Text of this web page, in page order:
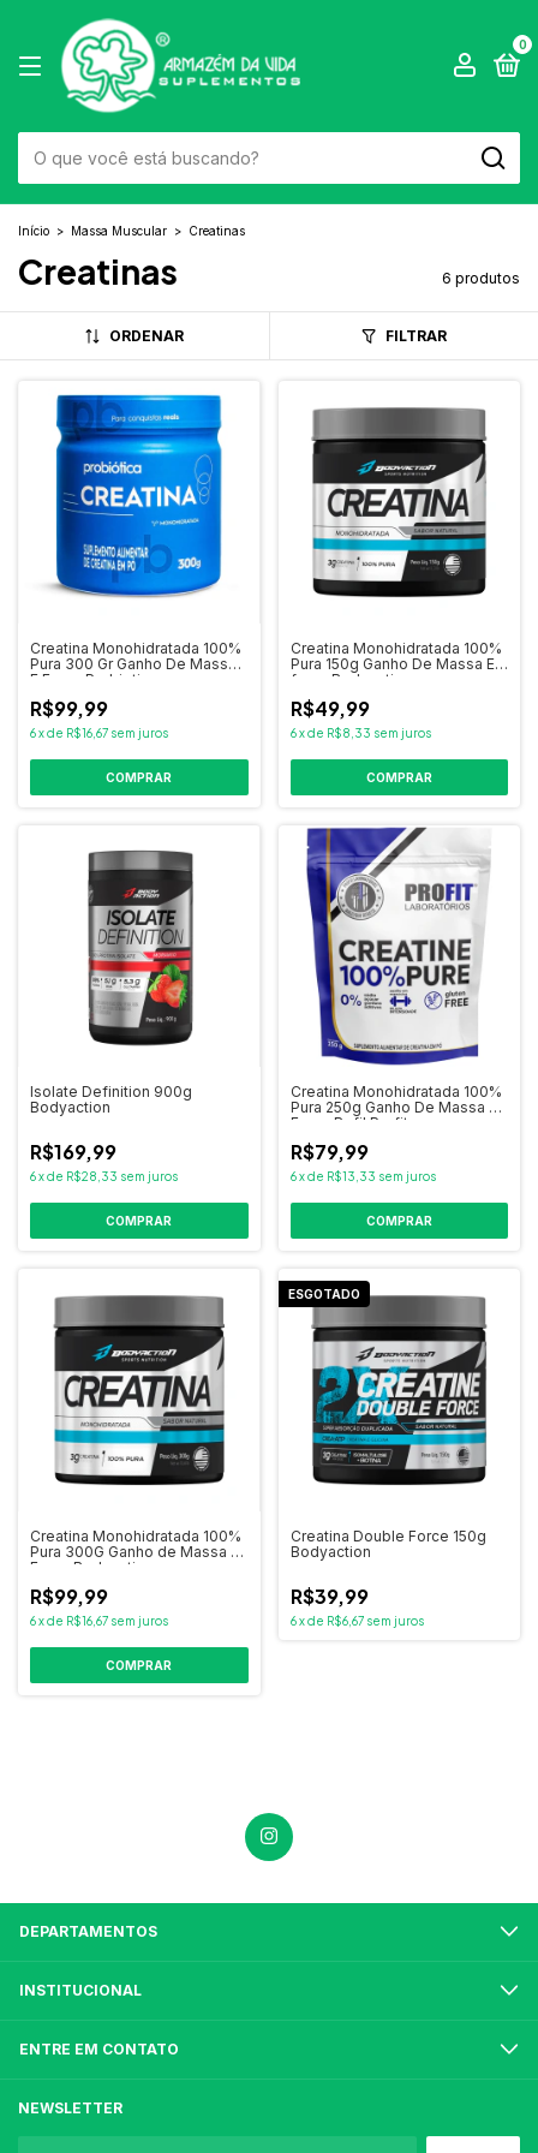
0
Início > Massa Muscular > Creatinas
Creatinas 6 produtos
ORDENAR FILTRAR
Creatina Monohidratada 100%
Pura 300 Gr Ganho De Massa
E Força Probiotica
R$99,99
6xde R$16,67 sem juros
Creatina Monohidratada 100%
Pura 150g Ganho De Massa E
força Bodyaction
R$49,99
6 xde R$8,33 sem juros
Isolate Definition 900g
Bodyaction
R$169,99
6xde R$28,33 sem juros
COMPRAR
Creatina Monohidratada 100%
Pura 250g Ganho De Massa E
Força Refil Profit
R$79,99
6 xde R$13,33 sem juros
Creatina Monohidratada 100%
Pura 300G Ganho de Massa E
Força Bodyaction
R$99,99
6xde R$16,67 sem juros
ESGOTADO
Creatina Double Force 150g
Bodyaction
R$39,99
6 xde R$6,67 sem juros
DEPARTAMENTOS
INSTITUCIONAL
ENTRE EM CONTATO
NEWSLETTER